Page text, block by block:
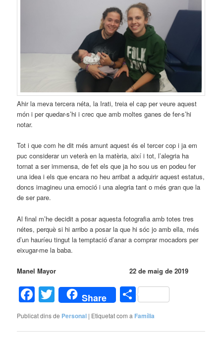
Ahir la meva tercera néta, la Irati, treia el cap per veure aquest
món i per quedar-s’hi i crec que amb moltes ganes de fer-s’hi
notar.
Tot i que com he dit més amunt aquest és el tercer cop i ja em
puc considerar un veterà en la matèria, així i tot, l’alegria ha
tornat a ser immensa, de fet els que ja ho sou us en podeu fer
una idea i els que encara no heu arribat a adquirir aquest estatus,
doncs imagineu una emoció i una alegria tant o més gran que la
de ser pare.
Al final m’he decidit a posar aquesta fotografia amb totes tres
nétes, perquè si hi arribo a posar la que hi sóc jo amb ella, més
d’un hauríeu tingut la temptació d’anar a comprar mocadors per
eixugar-me la baba.
Manel Mayor 22 de maig de 2019
Facebook
Twitter
Share Comparteix
Publicat dins de Personal | Etiquetat com a Família